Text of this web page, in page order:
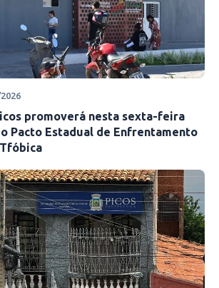
promoverá nesta sexta-feira
Pacto Estadual de Enfrentamento